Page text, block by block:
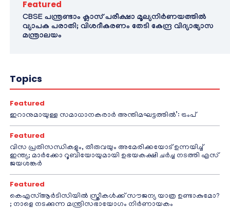
Featured
CBSE പന്ത്രണ്ടാം ക്ലാസ് പരീക്ഷാ മൂല്യനിർണയത്തിൽ
വ്യാപക പരാതി; വിശദീകരണം തേടി കേന്ദ്ര വിദ്യാഭ്യാസ
മന്ത്രാലയം
Topics
Featured
ഇറാനുമായുള്ള സമാധാനകരാർ അന്തിമഘട്ടത്തിൽ‌’: ട്രംപ്
Featured
വിസ പ്രതിസന്ധികളും, തീരുവയും അമേരിക്കയോട് ഉന്നയിച്ച്
ഇന്ത്യ; മാർക്കോ റൂബിയോയുമായി ഉഭയകക്ഷി ചർച്ച നടത്തി എസ്
ജയശങ്കർ
Featured
കെഎസ്ആർടിസിയിൽ സ്ത്രീകൾക്ക് സൗജന്യ യാത്ര ഉണ്ടാകുമോ?
; നാളെ നടക്കുന്ന മന്ത്രിസഭായോഗം നിർണായകം